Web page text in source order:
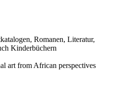
Romanen, Literatur,
Kinderbüchern
art from African perspectives